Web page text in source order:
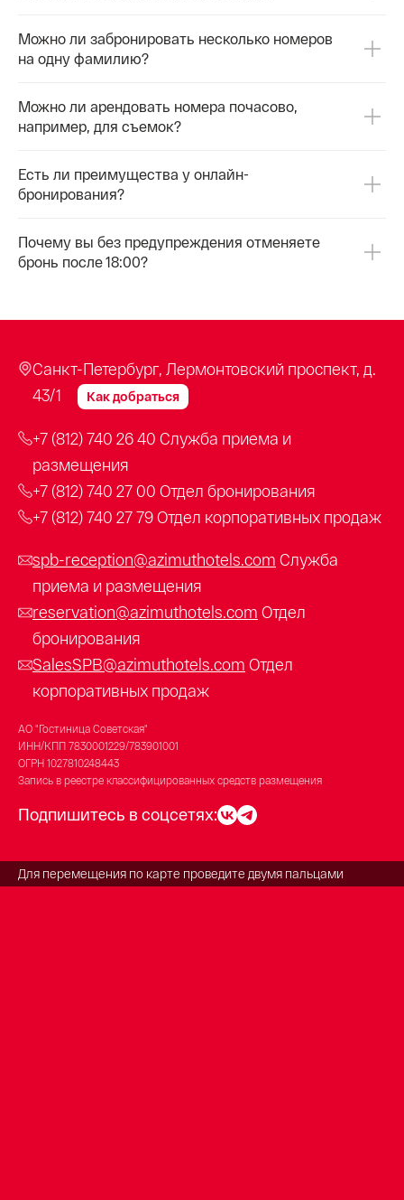
Можно ли забронировать несколько номеров
на одну фамилию?
Можно ли арендовать номера почасово,
например, для съемок?
Есть ли преимущества у онлайн-
бронирования?
Почему вы без предупреждения отменяете
бронь после 18:00?
Санкт-Петербург, Лермонтовский проспект, д.
43/1
Как добраться
+7 (812) 740 26 40 Служба приема и
размещения
+7 (812) 740 27 00 Отдел бронирования
+7 (812) 740 27 79Отдел корпоративных продаж
spb-reception@azimuthotels.com Служба
приема и размещения
reservation@azimuthotels.com Отдел
бронирования
SalesSPB@azimuthotels.com Отдел
корпоративных продаж
АО "Гостиница Советская"
ИНН/КПП 7830001229/783901001
ОГРН 1027810248443
Запись в реестре классифицированных средств размещения
Подпишитесь в соцсетях:
Для перемещения по карте проведите двумя пальцами